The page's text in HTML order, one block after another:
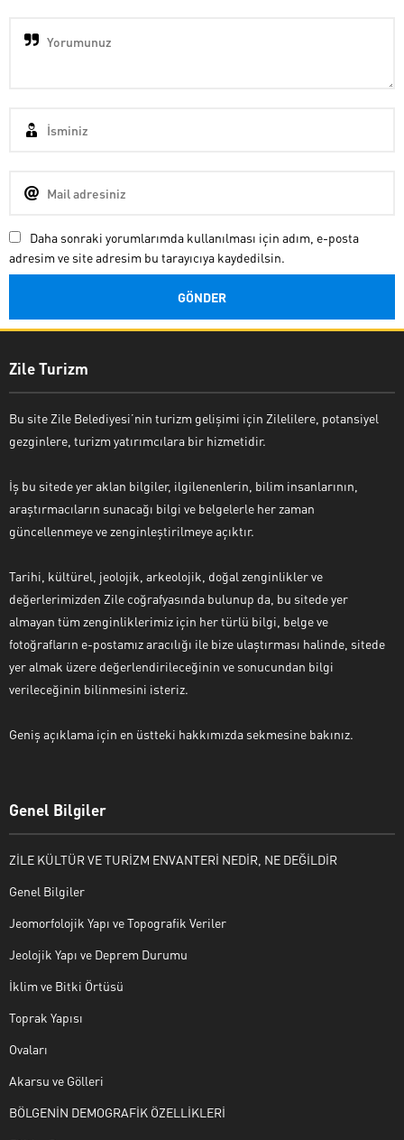
Daha sonraki yorumlarımda kullanılması için adım, e-posta
adresim ve site adresim bu tarayıcıya kaydedilsin.
Zile Turizm
Bu site Zile Belediyesi’nin turizm gelişimi için Zilelilere, potansiyel
gezginlere, turizm yatırımcılara bir hizmetidir.
İş bu sitede yer aklan bilgiler, ilgilenenlerin, bilim insanlarının,
araştırmacıların sunacağı bilgi ve belgelerle her zaman
güncellenmeye ve zenginleştirilmeye açıktır.
Tarihi, kültürel, jeolojik, arkeolojik, doğal zenginlikler ve
değerlerimizden Zile coğrafyasında bulunup da, bu sitede yer
almayan tüm zenginliklerimiz için her türlü bilgi, belge ve
fotoğrafların e-postamız aracılığı ile bize ulaştırması halinde, sitede
yer almak üzere değerlendirileceğinin ve sonucundan bilgi
verileceğinin bilinmesini isteriz.
Geniş açıklama için en üstteki hakkımızda sekmesine bakınız.
Genel Bilgiler
ZİLE KÜLTÜR VE TURİZM ENVANTERİ NEDİR, NE DEĞİLDİR
Genel Bilgiler
Jeomorfolojik Yapı ve Topografik Veriler
Jeolojik Yapı ve Deprem Durumu
İklim ve Bitki Örtüsü
Toprak Yapısı
Ovaları
Akarsu ve Gölleri
BÖLGENİN DEMOGRAFİK ÖZELLİKLERİ